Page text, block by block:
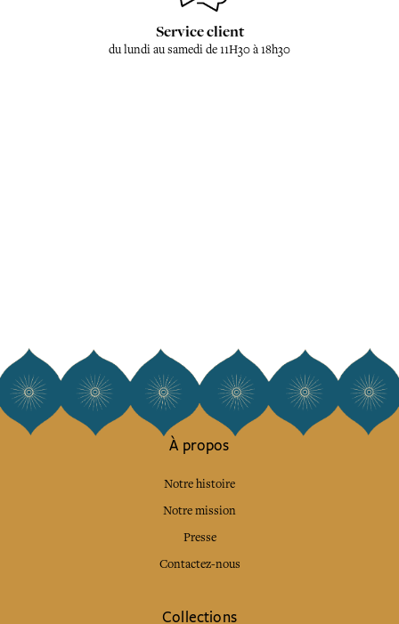
Service client
du lundi au samedi de 11H30 à 18h30
À propos
Notre histoire
Notre mission
Presse
Contactez-nous
Collections